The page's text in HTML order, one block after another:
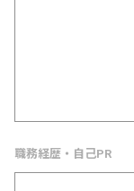
職務経歴・自己PR